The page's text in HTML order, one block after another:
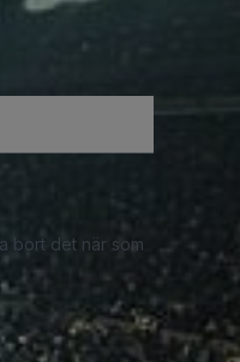
bort det när som